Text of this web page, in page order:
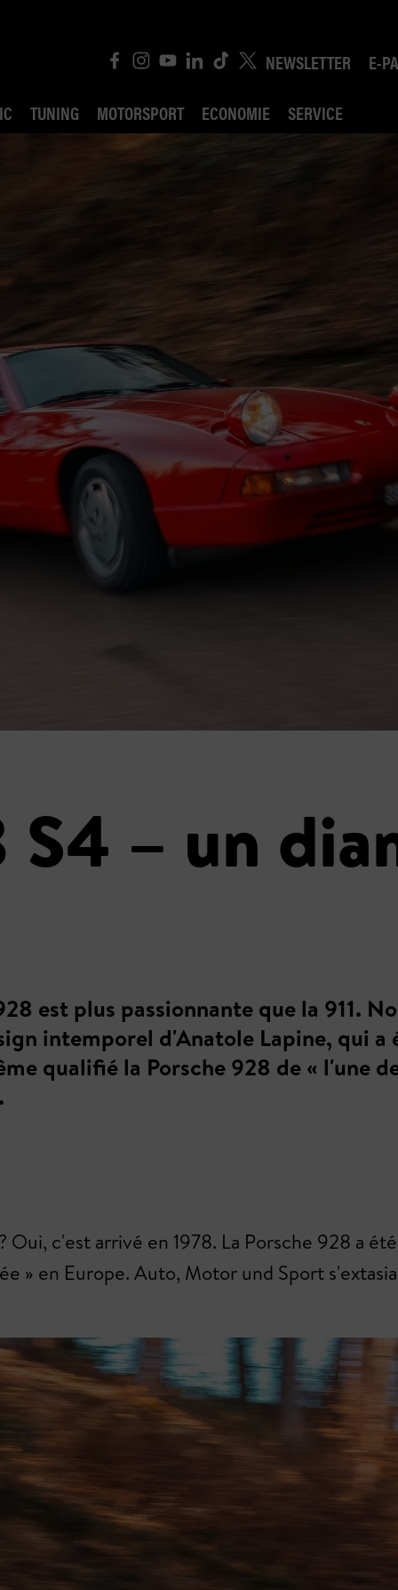
NEWSLETTER
E-
TUNING MOTORSPORT ECONOMIE SERVICE
– un
est plus passionnante que la 911.
intemporel d'Anatole Lapine, qui
qualifié la Porsche 928 de « l'une
c'est arrivé en 1978. La Porsche 928 a
» en Europe. Auto, Motor und Sport